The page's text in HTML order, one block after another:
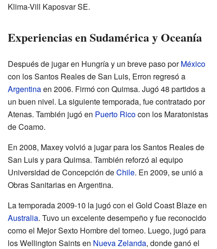
Klima-Vill Kaposvar SE.
Experiencias en Sudamérica y Oceanía
Después de jugar en Hungría y un breve paso porMéxico
con los Santos Reales de San Luis, Erron regresó a
Argentinaen 2006. Firmó con Quimsa. Jugó 48 partidos a
un buen nivel. La siguiente temporada, fue contratado por
Atenas. También jugó en Puerto Ricocon los Maratonistas
de Coamo.
En 2008, Maxey volvió a jugar para los Santos Reales de
San Luis y para Quimsa. También reforzó al equipo
Universidad de Concepción deChile. En 2009, se unió a
Obras Sanitarias en Argentina.
La temporada 2009-10 la jugó con el Gold Coast Blaze en
Australia. Tuvo un excelente desempeño y fue reconocido
como el Mejor Sexto Hombre del torneo. Luego, jugó para
los Wellington Saints en Nueva Zelanda, donde ganó el